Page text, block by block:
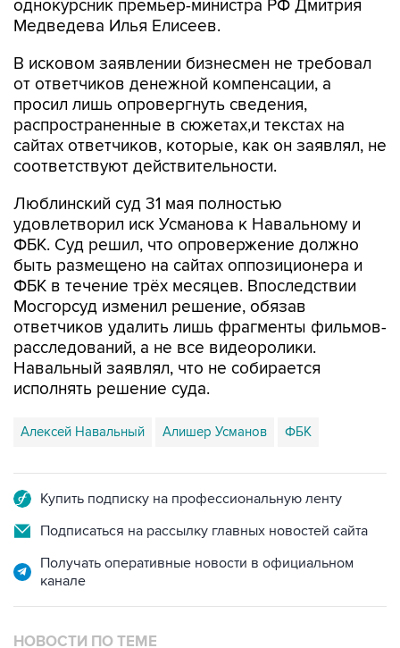
В исковом заявлении бизнесмен не требовал
просил лишь опровергнуть сведения,
распространенные в сюжетах,и текстах на
сайтах ответчиков, которые, как он заявлял, не
соответствуют действительности.
Люблинский суд 31 мая полностью
ФБК. Суд решил, что опровержение должно
быть размещено на сайтах оппозиционера и
ФБК в течение трёх месяцев. Впоследствии
Мосгорсуд изменил решение, обязав
ответчиков удалить лишь фрагменты фильмов-
расследований, а не все видеоролики.
Навальный заявлял, что не собирается
исполнять решение суда.
Алексей Навальный Алишер Усманов
Подписаться на рассылку главных новостей сайта
Получать оперативные новости в официальном
НОВОСТИ ПО ТЕМЕ
30 января 2018 года 14:06